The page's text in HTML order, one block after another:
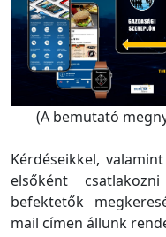
(A bemutató
Kérdéseikkel,
elsőként
befektetők
mail címen állunk